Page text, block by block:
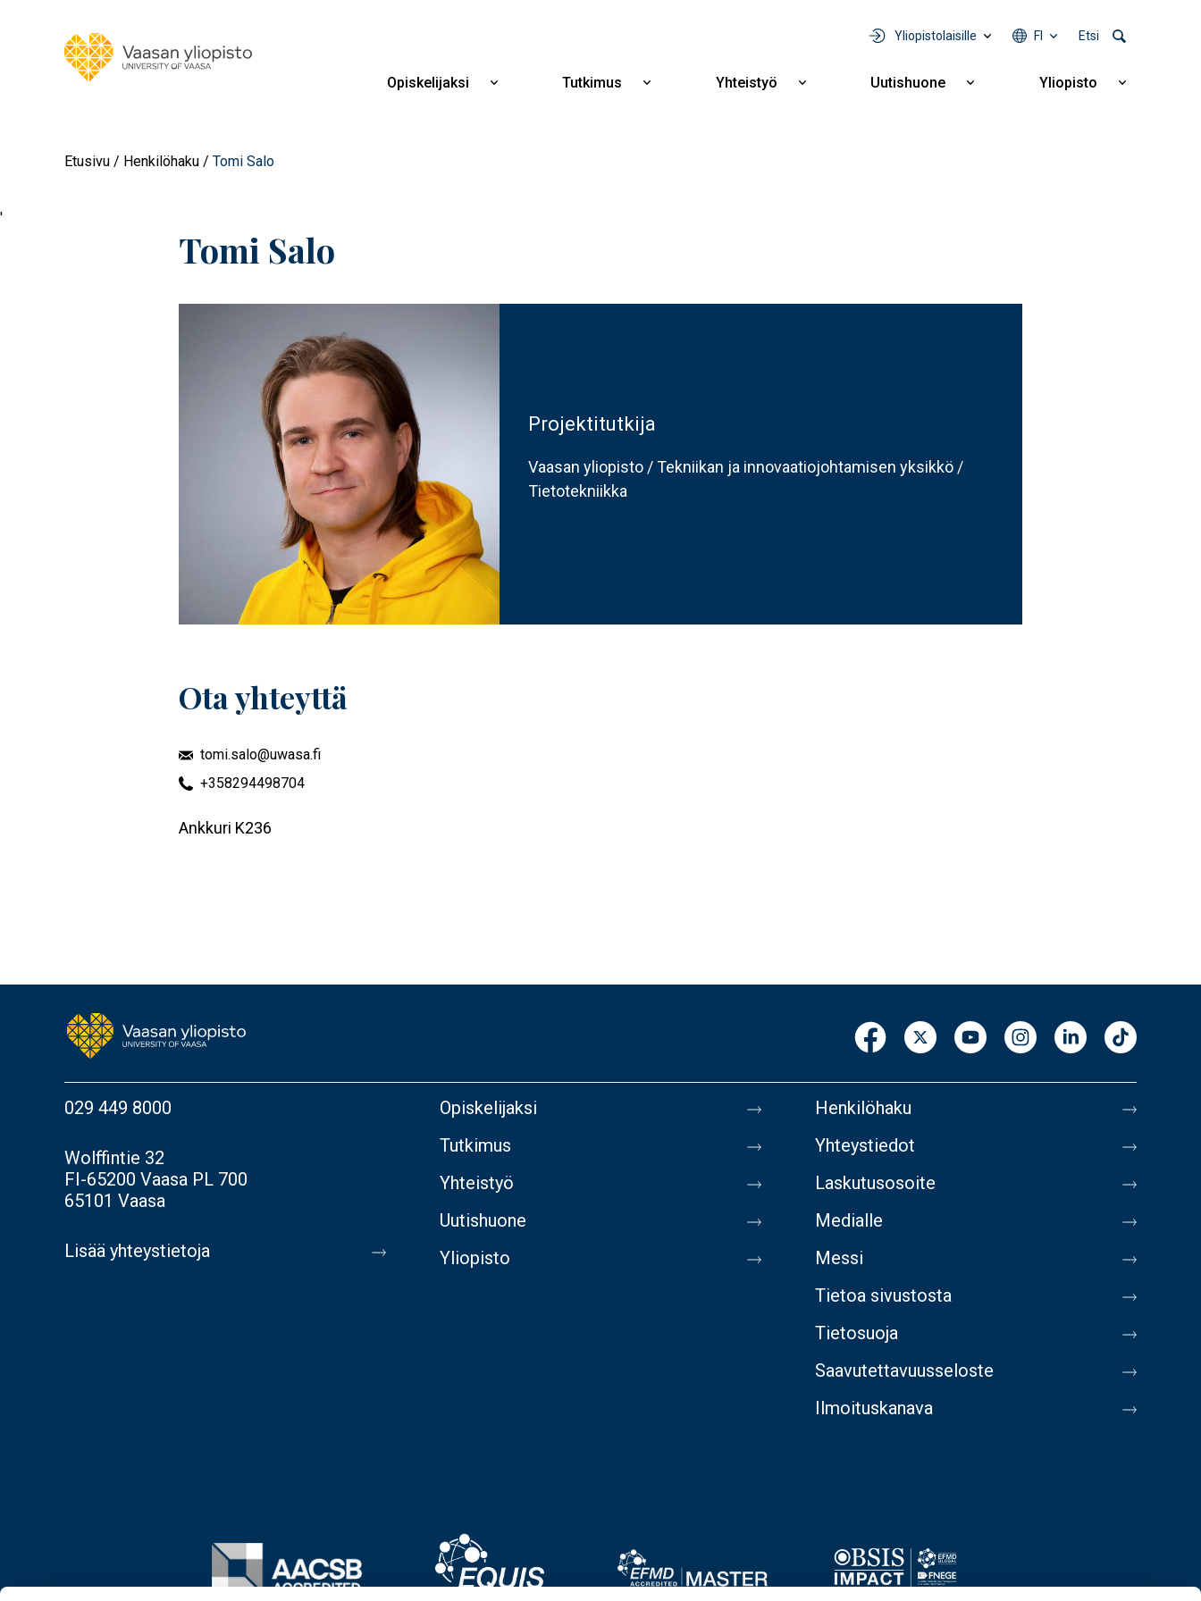
Yliopistolaisille FI Etsi
Opiskelijaksi
Näytä
Tutkimus
Näytä
Yhteistyö
Näytä
Uutishuone
Näytä
Yliopisto
Näytä
Etusivu Henkilöhaku Tomi Salo
'
Tomi Salo
Projektitutkija
Vaasan yliopisto / Tekniikan ja innovaatiojohtamisen yksikkö /
Tietotekniikka
Ota yhteyttä
tomi.salo@uwasa.fi
+358294498704
Ankkuri K236
029 449 8000
Wolffintie 32
FI-65200 Vaasa PL 700
65101 Vaasa
Lisää yhteystietoja
Opiskelijaksi
Tutkimus
Yhteistyö
Uutishuone
Yliopisto
Henkilöhaku
Yhteystiedot
Laskutusosoite
Medialle
Messi
Tietoa sivustosta
Tietosuoja
Saavutettavuusseloste
Ilmoituskanava
Image Image
Image
Image